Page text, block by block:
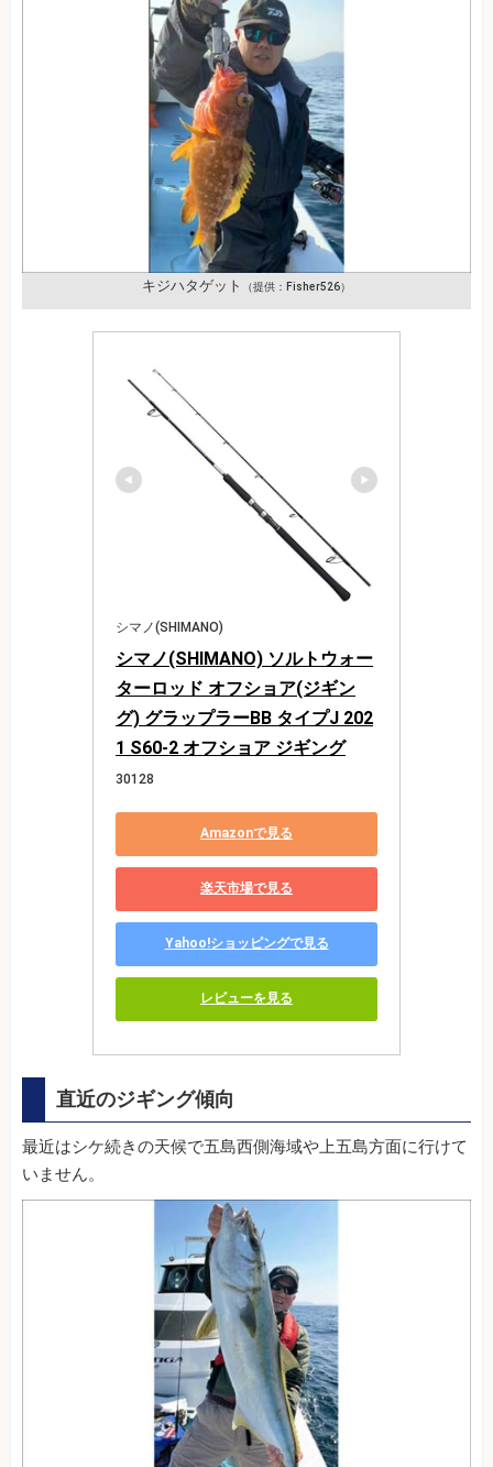
キジハタゲット （提供：Fisher526）
シマノ(SHIMANO)
シマノ(SHIMANO) ソルトウォー
ターロッド オフショア(ジギン
グ) グラップラーBB タイプJ 202
1 S60-2 オフショア ジギング
30128
Amazonで見る
楽天市場で見る
Yahoo!ショッピングで見る
レビューを見る
直近のジギング傾向
最近はシケ続きの天候で五島西側海域や上五島方面に行けて
いません。